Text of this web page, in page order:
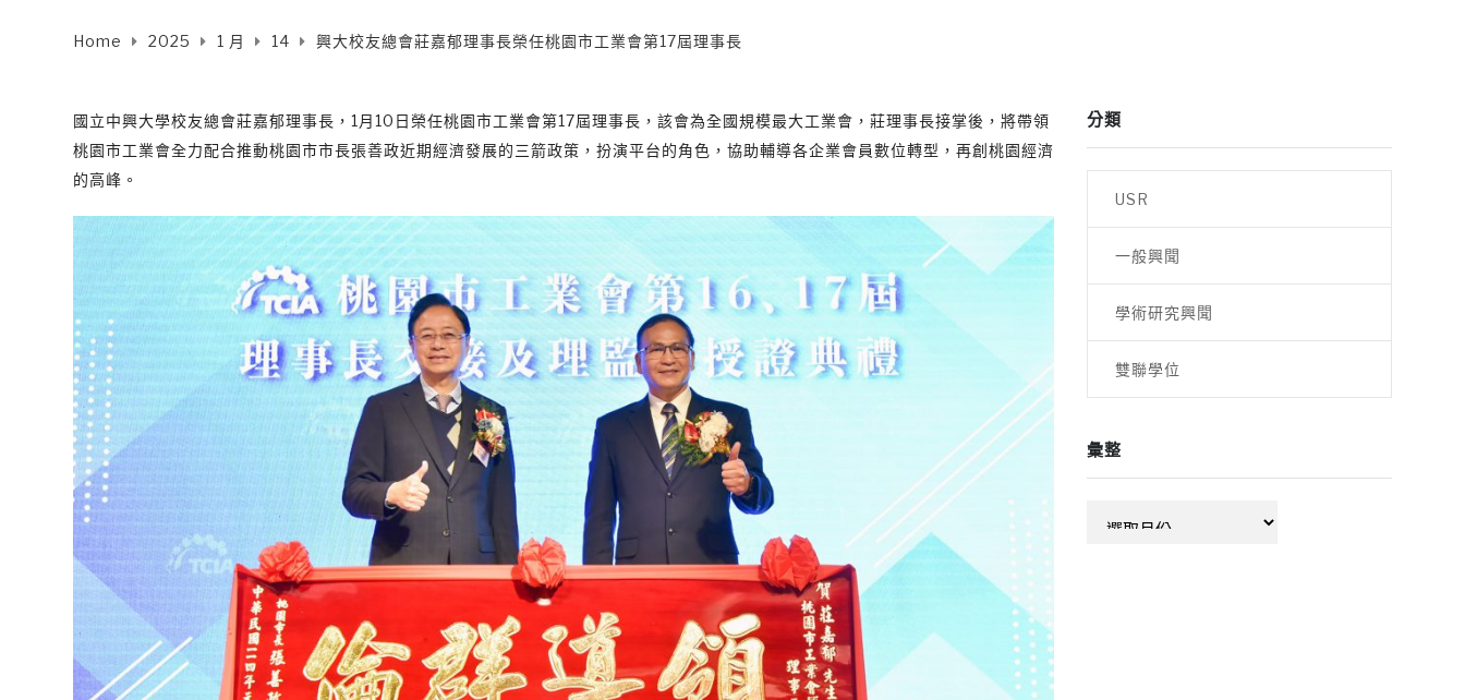
Home 2025 1 月 14 興大校友總會莊嘉郁理事長榮任桃園市工業會第17屆理事長
國立中興大學校友總會莊嘉郁理事長，1月10日榮任桃園市工業會第17屆理事長，該會為全國規模最大工業會，莊理事長接掌後，將帶領
桃園市工業會全力配合推動桃園市市長張善政近期經濟發展的三箭政策，扮演平台的角色，協助輔導各企業會員數位轉型，再創桃園經濟
的高峰。
分類
USR
一般興聞
學術研究興聞
雙聯學位
彙整